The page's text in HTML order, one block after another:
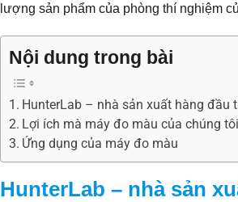
lượng sản phẩm của phòng thí nghiệm
Nội dung trong bài
HunterLab – nhà sản xuất hàng đầu
Lợi ích mà máy đo màu của chúng
Ứng dụng của máy đo màu
HunterLab – nhà sản